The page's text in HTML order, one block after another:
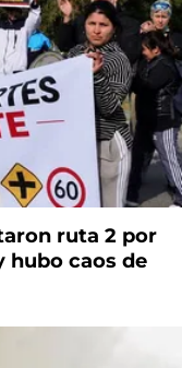
ruta 2 por
hubo caos de